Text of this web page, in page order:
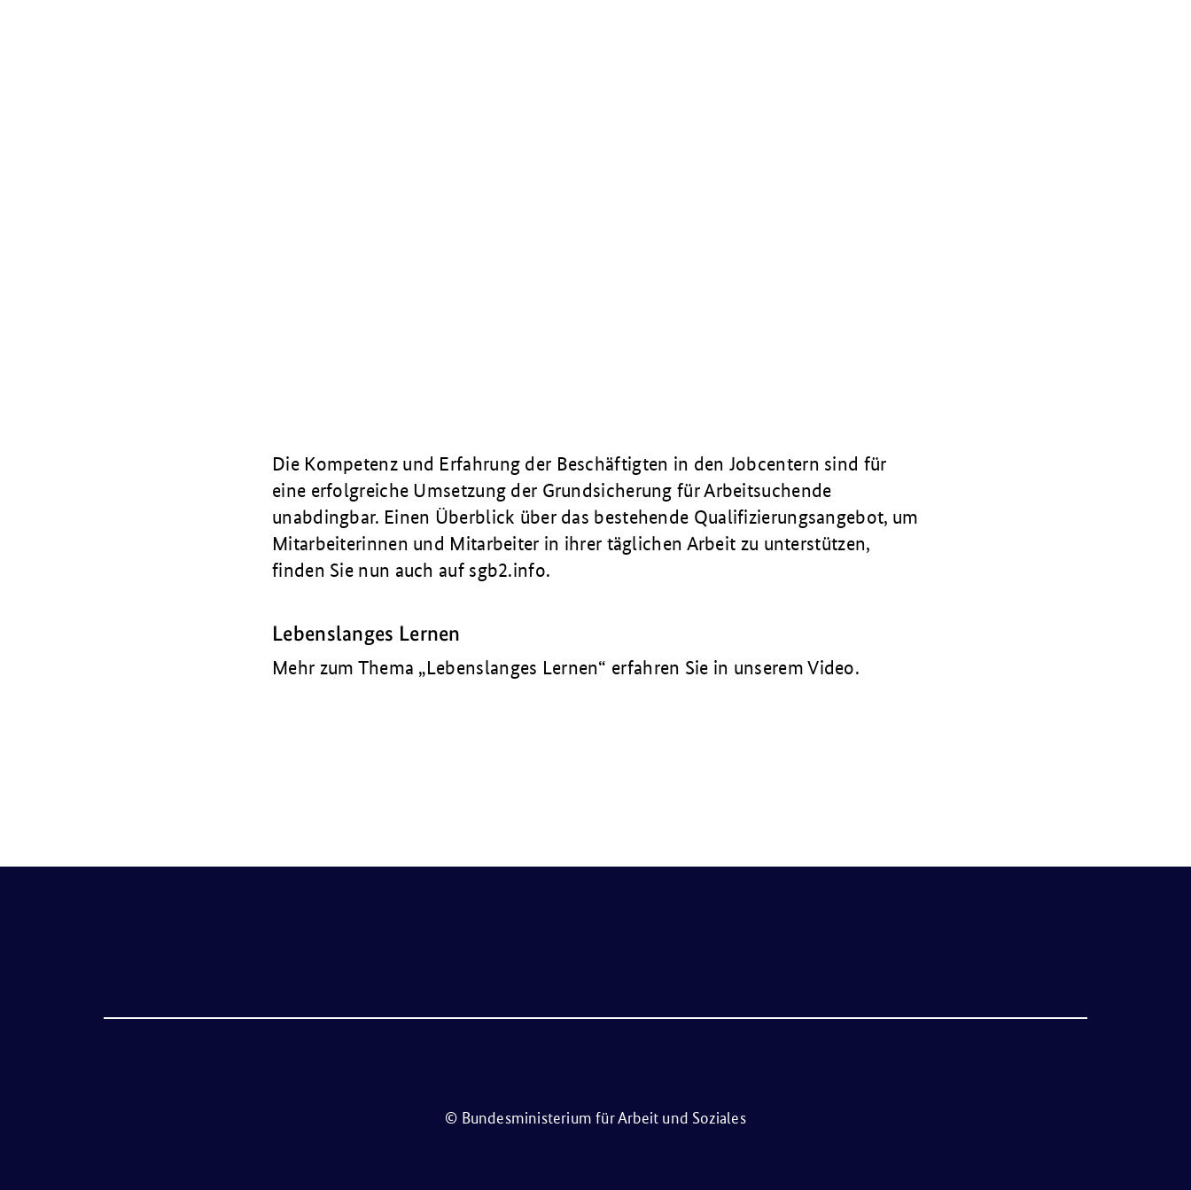
Die Kompetenz und Erfahrung der Beschäftigten in den Jobcentern sind für
eine erfolgreiche Umsetzung der Grundsicherung für Arbeitsuchende
unabdingbar. Einen Überblick über das bestehende Qualifizierungsangebot, um
Mitarbeiterinnen und Mitarbeiter in ihrer täglichen Arbeit zu unterstützen,
finden Sie nun auch auf sgb2.info.
Lebenslanges Lernen
Mehr zum Thema „Lebenslanges Lernen“ erfahren Sie in unserem Video.
© Bundesministerium für Arbeit und Soziales